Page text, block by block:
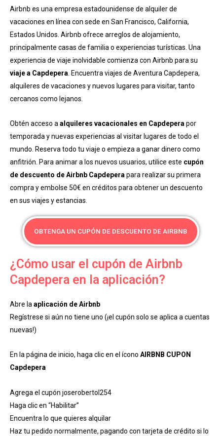
Airbnb es una empresa estadounidense de alquiler de
vacaciones en línea con sede en San Francisco, California,
Estados Unidos. Airbnb ofrece arreglos de alojamiento,
principalmente casas de familia o experiencias turísticas. Una
experiencia de viaje inolvidable comienza con Airbnb para su
viaje a Capdepera . Encuentra viajes de Aventura Capdepera,
alquileres de vacaciones y nuevos lugares para visitar, tanto
cercanos como lejanos.
Obtén acceso a alquileres vacacionales en Capdepera por
temporada y nuevas experiencias al visitar lugares de todo el
mundo. Reserva todo tu viaje o empieza a ganar dinero como
anfitrión. Para animar a los nuevos usuarios, utilice este cupón
de descuento de Airbnb Capdepera para realizar su primera
compra y embolse 50€ en créditos para obtener un descuento
en sus viajes y estancias.
OBTENGA UN CUPÓN DE DESCUENTO DE AIRBNB
¿Cómo usar el cupón de Airbnb
Capdepera en la aplicación?
Abre la aplicación de Airbnb
Regístrese si aún no tiene uno (¡el cupón solo se aplica a cuentas
nuevas!)
En la página de inicio, haga clic en el ícono AIRBNB CUPON
Capdepera
Agrega el cupón joserobertol254
Haga clic en “Habilitar”
Encuentra lo que quieres alquilar
Haz tu pedido normalmente, pagando con tarjeta de crédito si lo